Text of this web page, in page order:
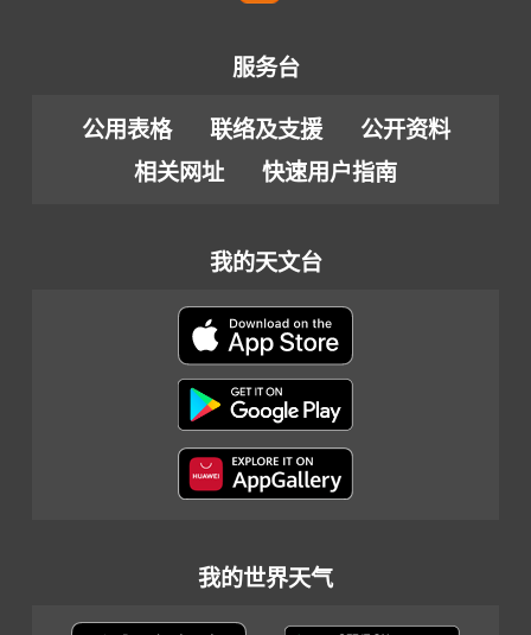
服务台
公用表格 联络及支援
公开资料
相关网址
快速用户指南
我的天文台
我的世界天气